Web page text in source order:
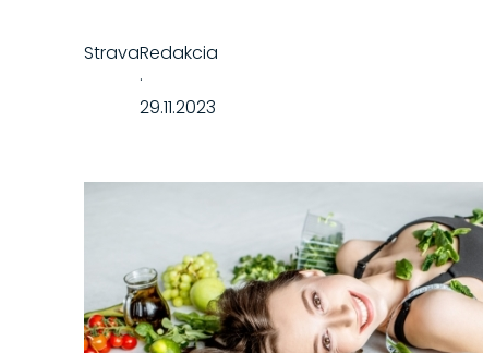
StravaRedakcia
·
29.11.2023